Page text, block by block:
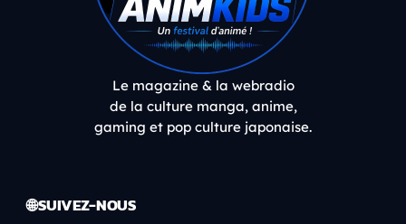
Le magazine & la webradio
de la culture manga, anime,
gaming et pop culture japonaise.
🌐 SUIVEZ-NOUS